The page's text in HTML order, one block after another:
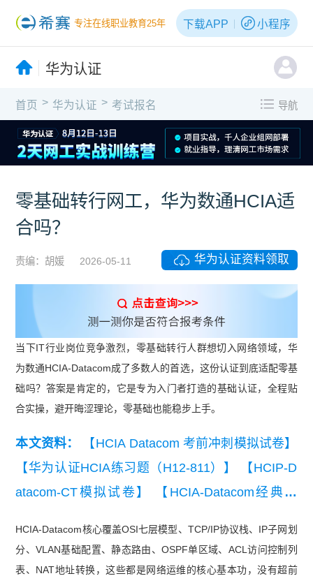
专注在线职业教育25年 下载APP 小程序
华为认证
首页 > 华为认证 > 考试报名 导航
零基础转行网工，华为数通HCIA适
合吗？
责编：胡媛 2026-05-11 华为认证资料领取
当下IT行业岗位竞争激烈，零基础转行人群想切入网络领域，华
为数通HCIA-Datacom成了多数人的首选，这份认证到底适配零基
础吗？答案是肯定的，它是专为入门者打造的基础认证，全程贴
合实操，避开晦涩理论，零基础也能稳步上手。
本文资料：
【HCIA Datacom 考前冲刺模拟试卷】
【华为认证HCIA练习题（H12-811）】
【HCIP-D
atacom-CT模拟试卷】
【HCIA-Datacom经典例
HCIA-Datacom核心覆盖OSI七层模型、TCP/IP协议栈、IP子网划
分、VLAN基础配置、静态路由、OSPF单区域、ACL访问控制列
表、NAT地址转换，这些都是网络运维的核心基本功，没有超前